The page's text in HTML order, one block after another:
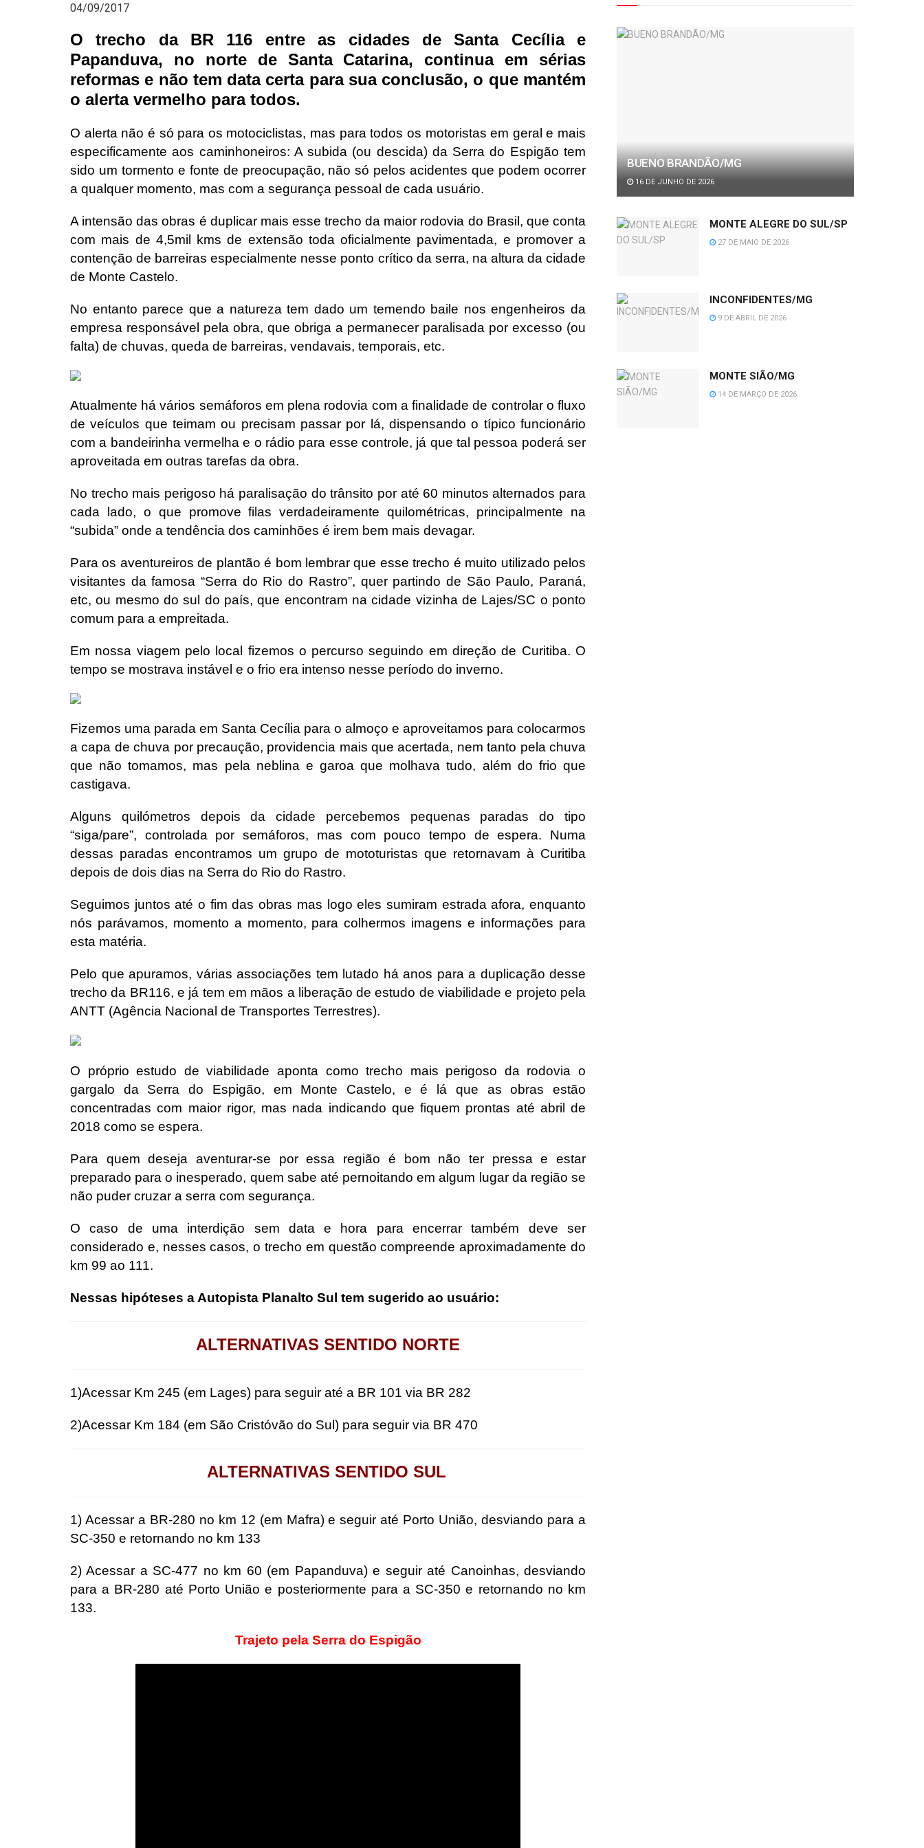
04/09/2017
O trecho da BR 116 entre as cidades de Santa Cecília e
Papanduva, no norte de Santa Catarina, continua em sérias
reformas e não tem data certa para sua conclusão, o que mantém
o alerta vermelho para todos.
O alerta não é só para os motociclistas, mas para todos os motoristas em geral e mais
especificamente aos caminhoneiros: A subida (ou descida) da Serra do Espigão tem
sido um tormento e fonte de preocupação, não só pelos acidentes que podem ocorrer
a qualquer momento, mas com a segurança pessoal de cada usuário.
A intensão das obras é duplicar mais esse trecho da maior rodovia do Brasil, que conta
com mais de 4,5mil kms de extensão toda oficialmente pavimentada, e promover a
contenção de barreiras especialmente nesse ponto crítico da serra, na altura da cidade
de Monte Castelo.
No entanto parece que a natureza tem dado um temendo baile nos engenheiros da
empresa responsável pela obra, que obriga a permanecer paralisada por excesso (ou
falta) de chuvas, queda de barreiras, vendavais, temporais, etc.
Atualmente há vários semáforos em plena rodovia com a finalidade de controlar o fluxo
de veículos que teimam ou precisam passar por lá, dispensando o típico funcionário
com a bandeirinha vermelha e o rádio para esse controle, já que tal pessoa poderá ser
aproveitada em outras tarefas da obra.
No trecho mais perigoso há paralisação do trânsito por até 60 minutos alternados para
cada lado, o que promove filas verdadeiramente quilométricas, principalmente na
“subida” onde a tendência dos caminhões é irem bem mais devagar.
Para os aventureiros de plantão é bom lembrar que esse trecho é muito utilizado pelos
visitantes da famosa “Serra do Rio do Rastro”, quer partindo de São Paulo, Paraná,
etc, ou mesmo do sul do país, que encontram na cidade vizinha de Lajes/SC o ponto
comum para a empreitada.
Em nossa viagem pelo local fizemos o percurso seguindo em direção de Curitiba. O
tempo se mostrava instável e o frio era intenso nesse período do inverno.
Fizemos uma parada em Santa Cecília para o almoço e aproveitamos para colocarmos
a capa de chuva por precaução, providencia mais que acertada, nem tanto pela chuva
que não tomamos, mas pela neblina e garoa que molhava tudo, além do frio que
castigava.
Alguns quilómetros depois da cidade percebemos pequenas paradas do tipo
“siga/pare”, controlada por semáforos, mas com pouco tempo de espera. Numa
dessas paradas encontramos um grupo de mototuristas que retornavam à Curitiba
depois de dois dias na Serra do Rio do Rastro.
Seguimos juntos até o fim das obras mas logo eles sumiram estrada afora, enquanto
nós parávamos, momento a momento, para colhermos imagens e informações para
esta matéria.
Pelo que apuramos, várias associações tem lutado há anos para a duplicação desse
trecho da BR116, e já tem em mãos a liberação de estudo de viabilidade e projeto pela
ANTT (Agência Nacional de Transportes Terrestres).
O próprio estudo de viabilidade aponta como trecho mais perigoso da rodovia o
gargalo da Serra do Espigão, em Monte Castelo, e é lá que as obras estão
concentradas com maior rigor, mas nada indicando que fiquem prontas até abril de
2018 como se espera.
Para quem deseja aventurar-se por essa região é bom não ter pressa e estar
preparado para o inesperado, quem sabe até pernoitando em algum lugar da região se
não puder cruzar a serra com segurança.
O caso de uma interdição sem data e hora para encerrar também deve ser
considerado e, nesses casos, o trecho em questão compreende aproximadamente do
km 99 ao 111.
Nessas hipóteses a Autopista Planalto Sul tem sugerido ao usuário:
ALTERNATIVAS SENTIDO NORTE
1)Acessar Km 245 (em Lages) para seguir até a BR 101 via BR 282
2)Acessar Km 184 (em São Cristóvão do Sul) para seguir via BR 470
ALTERNATIVAS SENTIDO SUL
1) Acessar a BR-280 no km 12 (em Mafra) e seguir até Porto União, desviando para a
SC-350 e retornando no km 133
2) Acessar a SC-477 no km 60 (em Papanduva) e seguir até Canoinhas, desviando
para a BR-280 até Porto União e posteriormente para a SC-350 e retornando no km
133.
Trajeto pela Serra do Espigão
BUENO BRANDÃO/MG
16 DE JUNHO DE 2026
MONTE ALEGRE DO SUL/SP
27 DE MAIO DE 2026
INCONFIDENTES/MG
9 DE ABRIL DE 2026
MONTE SIÃO/MG
14 DE MARÇO DE 2026